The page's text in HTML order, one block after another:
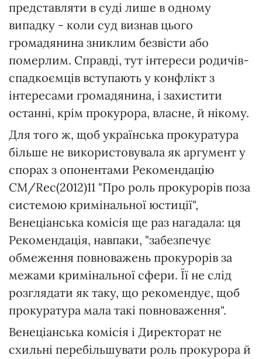
представляти в суді лише в одному
випадку - коли суд визнав цього
громадянина зниклим безвісти або
померлим. Справді, тут інтереси родичів-
спадкоємців вступають у конфлікт з
інтересами громадянина, і захистити
останні, крім прокурора, власне, й нікому.
Для того ж, щоб українська прокуратура
більше не використовувала як аргумент у
спорах з опонентами Рекомендацію
CM/Rec(2012)11 "Про роль прокурорів поза
системою кримінальної юстиції",
Венеціанська комісія ще раз нагадала: ця
Рекомендація, навпаки, "забезпечує
обмеження повноважень прокурорів за
межами кримінальної сфери. Її не слід
розглядати як таку, що рекомендує, щоб
прокуратура мала такі повноваження".
Венеціанська комісія і Директорат не
схильні перебільшувати роль прокурора й